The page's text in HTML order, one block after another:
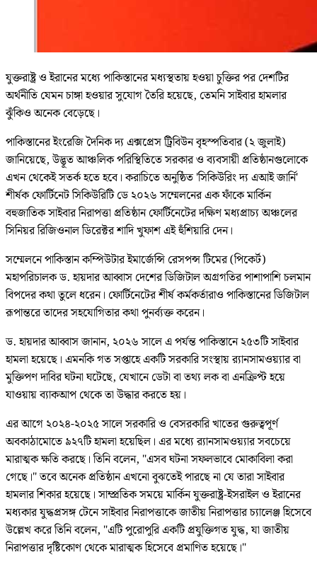
যুক্তরাষ্ট্র ও ইরানের মধ্যে পাকিস্তানের মধ্যস্থতায় হওয়া চুক্তির পর দেশটির
অর্থনীতি যেমন চাঙ্গা হওয়ার সুযোগ তৈরি হয়েছে, তেমনি সাইবার হামলার
ঝুঁকিও অনেক বেড়েছে।
পাকিস্তানের ইংরেজি দৈনিক দ্য এক্সপ্রেস ট্রিবিউন বৃহস্পতিবার (২ জুলাই)
জানিয়েছে, উদ্ভূত আঞ্চলিক পরিস্থিতিতে সরকার ও ব্যবসায়ী প্রতিষ্ঠানগুলোকে
এখন থেকেই সতর্ক হতে হবে। করাচিতে অনুষ্ঠিত 'সিকিউরিং দ্য এআই জার্নি'
শীর্ষক ফোর্টিনেট সিকিউরিটি ডে ২০২৬ সম্মেলনের এক ফাঁকে মার্কিন
বহুজাতিক সাইবার নিরাপত্তা প্রতিষ্ঠান ফোর্টিনেটের দক্ষিণ মধ্যপ্রাচ্য অঞ্চলের
সিনিয়র রিজিওনাল ডিরেক্টর শাদি খুফাশ এই হুঁশিয়ারি দেন।
সম্মেলনে পাকিস্তান কম্পিউটার ইমার্জেন্সি রেসপন্স টিমের (পিকের্ট)
মহাপরিচালক ড. হায়দার আব্বাস দেশের ডিজিটাল অগ্রগতির পাশাপাশি চলমান
বিপদের কথা তুলে ধরেন। ফোর্টিনেটের শীর্ষ কর্মকর্তারাও পাকিস্তানের ডিজিটাল
রূপান্তরে তাদের সহযোগিতার কথা পুনর্ব্যক্ত করেন।
ড. হায়দার আব্বাস জানান, ২০২৬ সালে এ পর্যন্ত পাকিস্তানে ২৫৩টি সাইবার
হামলা হয়েছে। এমনকি গত সপ্তাহে একটি সরকারি সংস্থায় র‍্যানসামওয়্যার বা
মুক্তিপণ দাবির ঘটনা ঘটেছে, যেখানে ডেটা বা তথ্য লক বা এনক্রিপ্ট হয়ে
যাওয়ায় ব্যাকআপ থেকে তা উদ্ধার করতে হয়।
এর আগে ২০২৪-২০২৫ সালে সরকারি ও বেসরকারি খাতের গুরুত্বপূর্ণ
অবকাঠামোতে ৯২৭টি হামলা হয়েছিল। এর মধ্যে র‍্যানসামওয়্যার সবচেয়ে
মারাত্মক ক্ষতি করছে। তিনি বলেন, "এসব ঘটনা সফলভাবে মোকাবিলা করা
গেছে।" তবে অনেক প্রতিষ্ঠান এখনো বুঝতেই পারছে না যে তারা সাইবার
হামলার শিকার হয়েছে। সাম্প্রতিক সময়ে মার্কিন যুক্তরাষ্ট্র-ইসরাইল ও ইরানের
মধ্যকার যুদ্ধপ্রসঙ্গ টেনে সাইবার নিরাপত্তাকে জাতীয় নিরাপত্তার চ্যালেঞ্জ হিসেবে
উল্লেখ করে তিনি বলেন, "এটি পুরোপুরি একটি প্রযুক্তিগত যুদ্ধ, যা জাতীয়
নিরাপত্তার দৃষ্টিকোণ থেকে মারাত্মক হিসেবে প্রমাণিত হয়েছে।"